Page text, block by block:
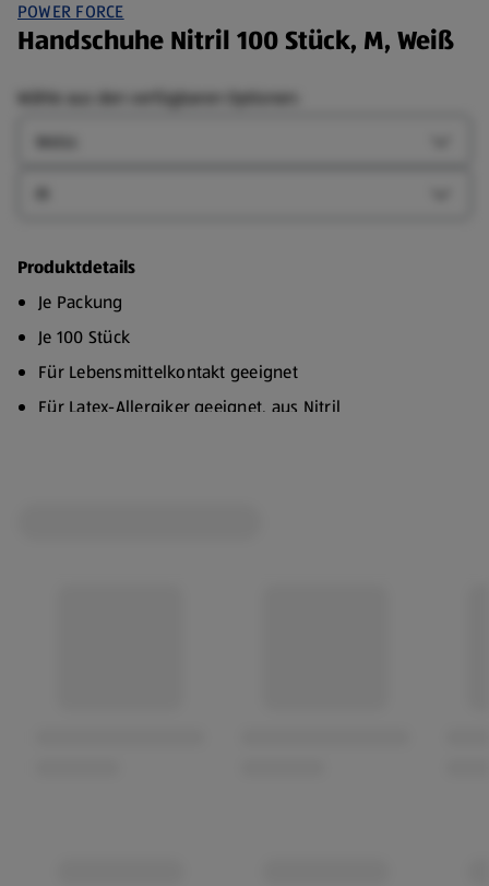
POWER FORCE
Handschuhe Nitril 100 Stück, M, Weiß
Wähle aus den verfügbaren Optionen:
Produktdetails
Je Packung
Je 100 Stück
Für Lebensmittelkontakt geeignet
Für Latex-Allergiker geeignet, aus Nitril